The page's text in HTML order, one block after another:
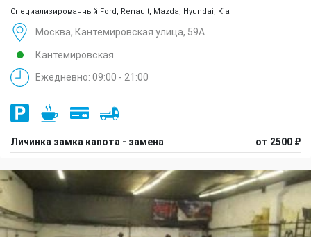
Специализированный Ford, Renault, Mazda, Hyundai, Kia
Москва, Кантемировская улица, 59А
Кантемировская
Ежедневно: 09:00 - 21:00
Личинка замка капота - замена от 2500 ₽